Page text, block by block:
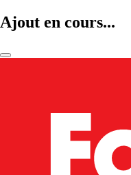
Ajout en cours...